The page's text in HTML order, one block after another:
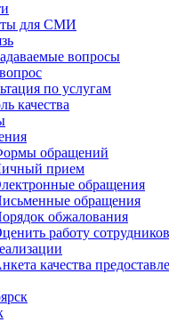
для СМИ
вопросы
по услугам
качества
обращений
прием
обращения
обращения
обжалования
работу
качества